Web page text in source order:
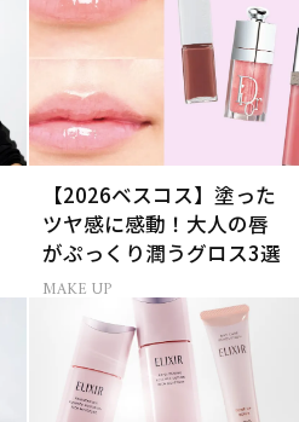
【2026ベスコス】塗った
ツヤ感に感動！大人の唇
がぷっくり潤うグロス3選
MAKE UP